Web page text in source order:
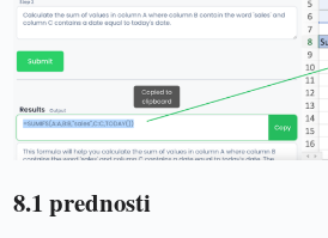
8.1 prednosti